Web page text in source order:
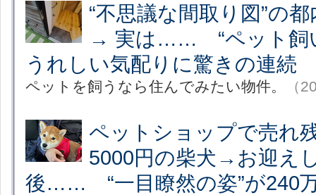
“不思議な間取り図”の
→ 実は…… “ペット飼
うれしい気配りに驚きの連続
ペットを飼うなら住んでみたい物件。 （
ペットショップで売れ
5000円の柴犬→お迎え
後…… “一目瞭然の姿”が240